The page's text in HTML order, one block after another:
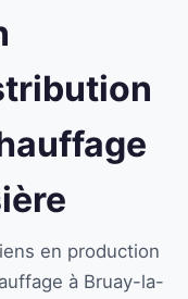
en production
à Bruay-la-